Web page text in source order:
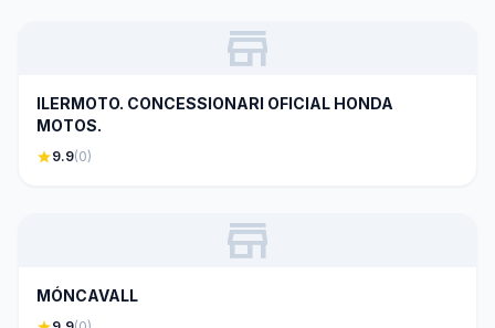
store
ILERMOTO. CONCESSIONARI OFICIAL HONDA
MOTOS.
star9.9(0)
store
MÓNCAVALL